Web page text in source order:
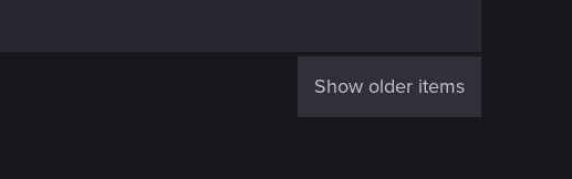
Show older items